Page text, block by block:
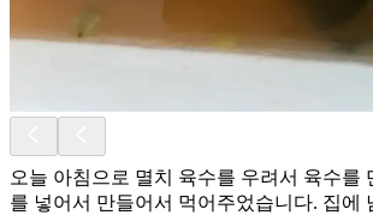
오늘 아침으로 멸치 육수를 우려서 육수를
를 넣어서 만들어서 먹어주었습니다. 집에